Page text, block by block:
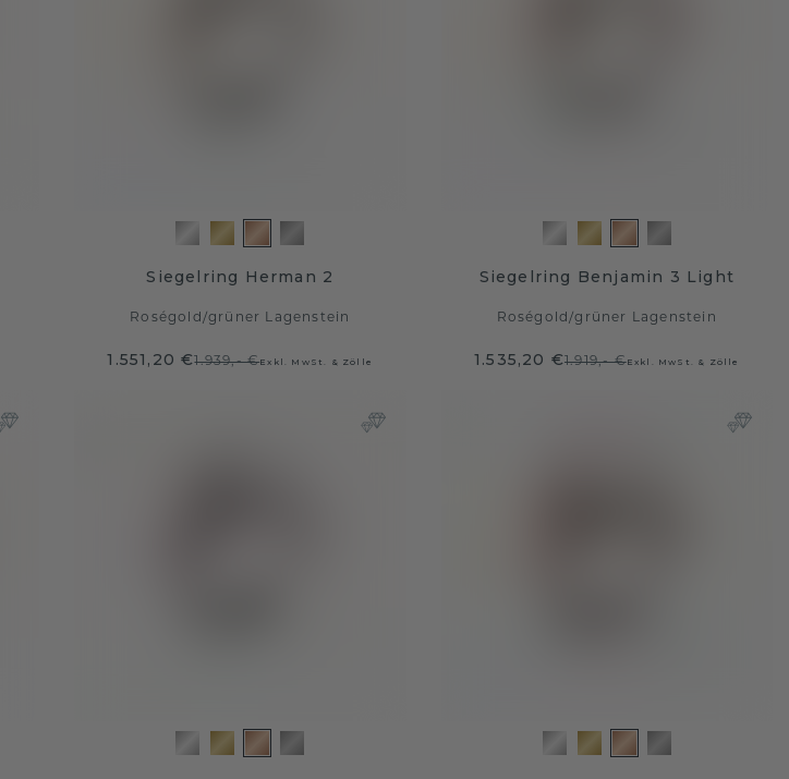
Siegelring Herman 2
Roségold /grüner Lagenstein
1.551,20 €1.939,- €Exkl. MwSt. & Zölle
Siegelring Benjamin 3 Light
Roségold/grüner Lagenstein
1.535,20 €1.919,- €Exkl. MwSt. & Zölle